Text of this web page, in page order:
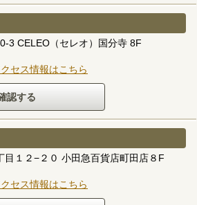
3 CELEO（セレオ）国分寺 8F
セス情報はこちら
目１２−２０ 小田急百貨店町田店８F
セス情報はこちら